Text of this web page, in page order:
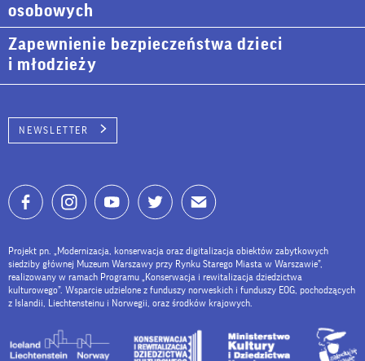
osobowych
Zapewnienie bezpieczeństwa dzieci
i młodzieży
NEWSLETTER
Projekt pn. „Modernizacja, konserwacja oraz digitalizacja obiektów zabytkowych
siedziby głównej Muzeum Warszawy przy Rynku Starego Miasta w Warszawie”,
realizowany w ramach Programu „Konserwacja i rewitalizacja dziedzictwa
kulturowego”. Wsparcie udzielone z funduszy norweskich i funduszy EOG, pochodzących
z Islandii, Liechtensteinu i Norwegii, oraz środków krajowych.